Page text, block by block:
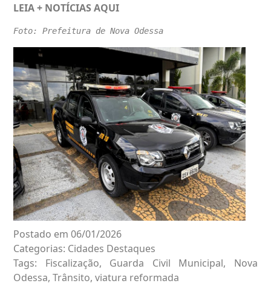
LEIA + NOTÍCIAS AQUI
Foto: Prefeitura de Nova Odessa
Postado em 06/01/2026
Categorias: Cidades Destaques
Tags: Fiscalização, Guarda Civil Municipal, Nova
Odessa, Trânsito, viatura reformada